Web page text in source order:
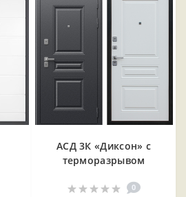
АСД 3К «Диксон» с
терморазрывом
0